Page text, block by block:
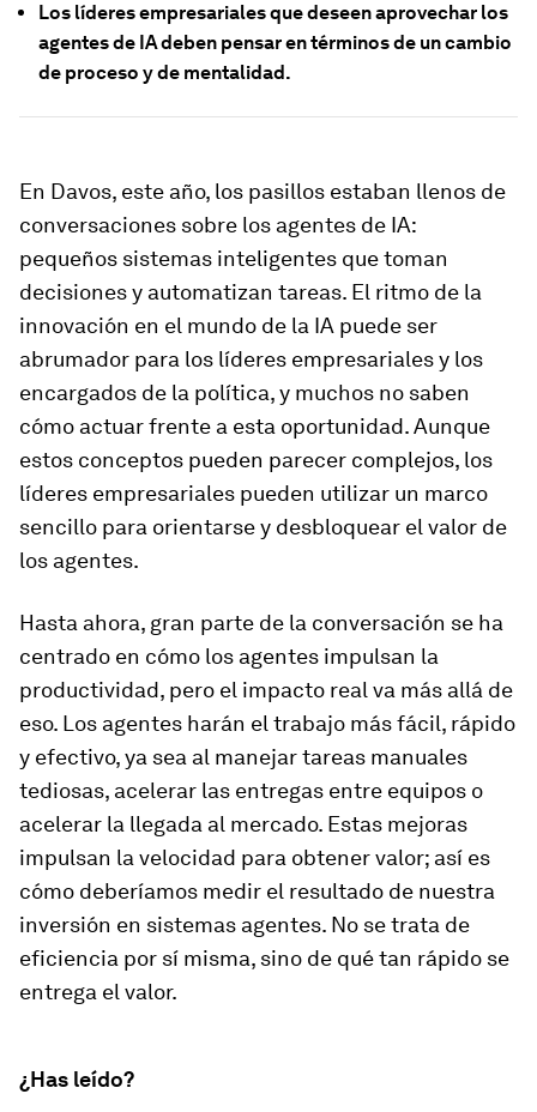
Los líderes empresariales que deseen aprovechar los
agentes de IA deben pensar en términos de un cambio
de proceso y de mentalidad.
En Davos, este año, los pasillos estaban llenos de
conversaciones sobre los agentes de IA:
pequeños sistemas inteligentes que toman
decisiones y automatizan tareas. El ritmo de la
innovación en el mundo de la IA puede ser
abrumador para los líderes empresariales y los
encargados de la política, y muchos no saben
cómo actuar frente a esta oportunidad. Aunque
estos conceptos pueden parecer complejos, los
líderes empresariales pueden utilizar un marco
sencillo para orientarse y desbloquear el valor de
los agentes.
Hasta ahora, gran parte de la conversación se ha
centrado en cómo los agentes impulsan la
productividad, pero el impacto real va más allá de
eso. Los agentes harán el trabajo más fácil, rápido
y efectivo, ya sea al manejar tareas manuales
tediosas, acelerar las entregas entre equipos o
acelerar la llegada al mercado. Estas mejoras
impulsan la velocidad para obtener valor; así es
cómo deberíamos medir el resultado de nuestra
inversión en sistemas agentes. No se trata de
eficiencia por sí misma, sino de qué tan rápido se
entrega el valor.
¿Has leído?